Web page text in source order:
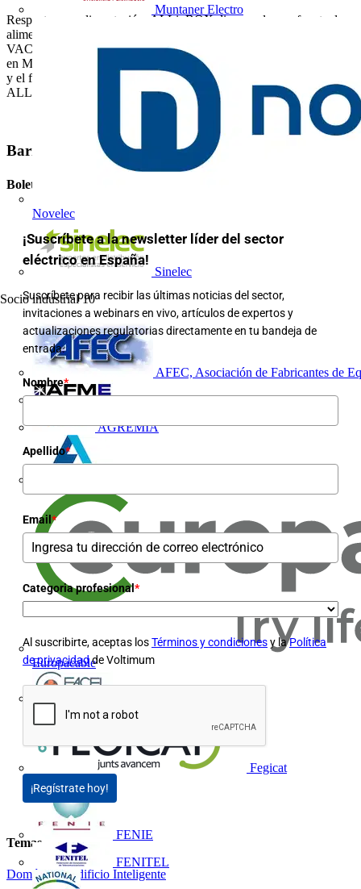
Muntaner Electro
Novelec
Sinelec
Socio industrial 10
AFEC, Asociación de Fabricantes de
AFME
AGREMIA
Europacable
Fegicat
FENIE
FENITEL
Respecto a su alimentación, ALLinBOX dispone de una fuente de
alimentación KNX de 160 mA con una entrada en el rango 110-240
VAC 50/60 Hz. En el espacioZennio WOW Showroom
en Madrid, los profesionales podrán conocer todas las características
y el funcionamiento del nuevo dispositivo multifunción de la serie
ALLinBOX.
Barra lateral
Boletín informativo
¡Suscríbete a la newsletter líder del sector
eléctrico en España!
Suscríbete para recibir las últimas noticias del sector,
invitaciones a webinars en vivo, artículos de expertos y
actualizaciones regulatorias directamente en tu bandeja de
entrada.
Nombre*
Apellido*
Email *
Categoria profesional*
Al suscribirte, aceptas losTérminos y condicionesy laPolítica
de privacidadde Voltimum
¡Regístrate hoy!
Temas
Domótica y Edificio Inteligente